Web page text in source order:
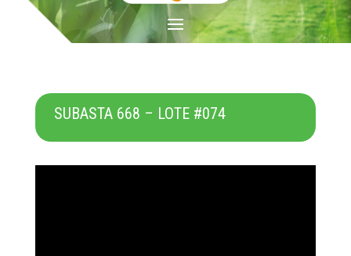
SUBASTA 668 – LOTE #074